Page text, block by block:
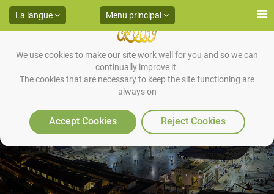
We use cookies to make our site work well for you and so we can
continually improve it.
The cookies that are necessary to keep the site functioning are
always on
Accept Cookies Reject Cookies
La langue Menu principal
Articles